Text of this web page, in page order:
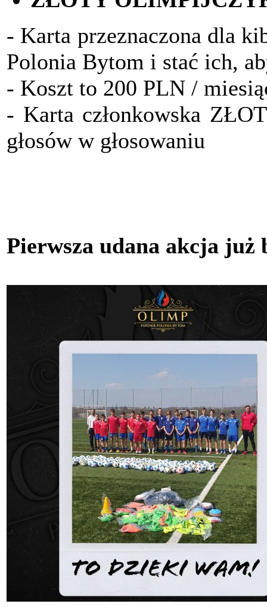
- Karta przeznaczona dla
Polonia Bytom i stać ich,
- Koszt to 200 PLN /
- Karta członkowska
głosów w głosowaniu
Pierwsza udana akcja już